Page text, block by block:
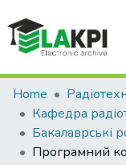
Communities &
All of DSpace
Statistics
Home